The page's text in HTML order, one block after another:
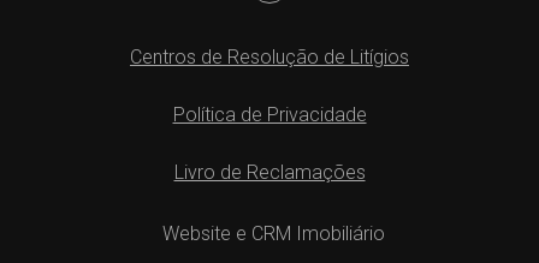
Centros de Resolução de Litígios
Política de Privacidade
Livro de Reclamações
Website e CRM Imobiliário